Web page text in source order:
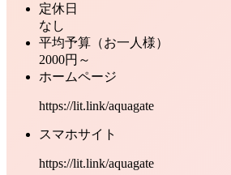
定休日
なし
平均予算（お一人様）
2000円～
ホームページ
https://lit.link/aquagate
スマホサイト
https://lit.link/aquagate